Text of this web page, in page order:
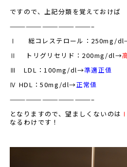
ですので、上記分類を覚えておけば
———————————————–
Ⅰ 総コレステロール：250mg/
Ⅱ トリグリセリド：200mg/dl→
Ⅲ LDL：100mg/dl→準適正値
Ⅳ HDL：50mg/dl→正常値
———————————————–
となりますので、望ましくないのは Ⅰ
なるわけです！